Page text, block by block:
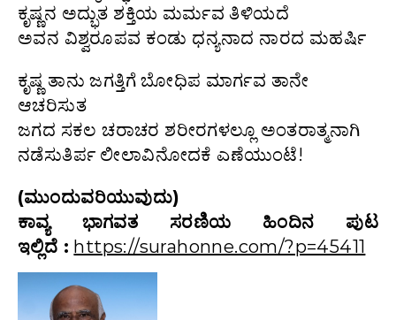
ಕೃಷ್ಣನ ಅದ್ಭುತ ಶಕ್ತಿಯ ಮರ್ಮವ ತಿಳಿಯದೆ
ಅವನ ವಿಶ್ವರೂಪವ ಕಂಡು ಧನ್ಯನಾದ ನಾರದ ಮಹರ್ಷಿ
ಕೃಷ್ಣ ತಾನು ಜಗತ್ತಿಗೆ ಬೋಧಿಪ ಮಾರ್ಗವ ತಾನೇ
ಆಚರಿಸುತ
ಜಗದ ಸಕಲ ಚರಾಚರ ಶರೀರಗಳಲ್ಲೂ ಅಂತರಾತ್ಮನಾಗಿ
ನಡೆಸುತಿರ್ಪ ಲೀಲಾವಿನೋದಕೆ ಎಣೆಯುಂಟೆ!
(ಮುಂದುವರಿಯುವುದು)
ಕಾವ್ಯ ಭಾಗವತ ಸರಣಿಯ ಹಿಂದಿನ ಪುಟ
ಇಲ್ಲಿದೆ : https://surahonne.com/?p=45411